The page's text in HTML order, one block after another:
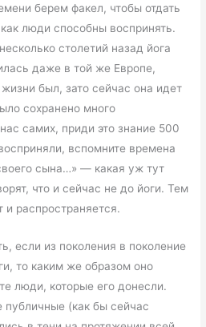
берем факел, чтобы отдать
люди способны воспринять.
столетий назад йога
даже в той же Европе,
был, зато сейчас она идет
сохранено много
самих, приди это знание 500
вспомните времена
сына…» — какая уж тут
что и сейчас не до йоги. Тем
и распространяется.
если из поколения в поколение
то каким же образом оно
люди, которые его донесли.
(как бы сейчас